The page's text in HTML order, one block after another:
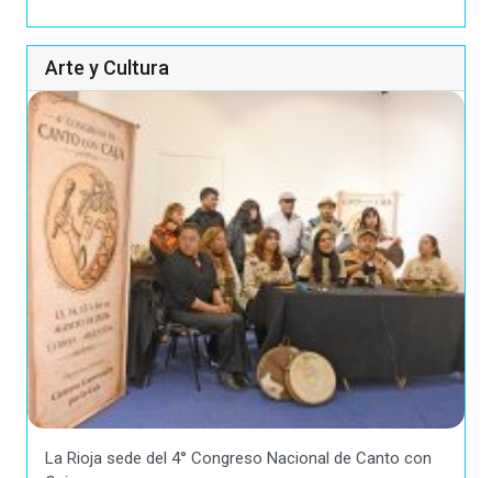
Arte y Cultura
La Rioja sede del 4° Congreso Nacional de Canto con